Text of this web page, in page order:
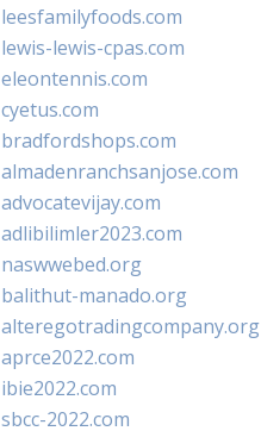
leesfamilyfoods.com
lewis-lewis-cpas.com
eleontennis.com
cyetus.com
bradfordshops.com
almadenranchsanjose.com
advocatevijay.com
adlibilimler2023.com
naswwebed.org
balithut-manado.org
alteregotradingcompany.org
aprce2022.com
ibie2022.com
sbcc-2022.com